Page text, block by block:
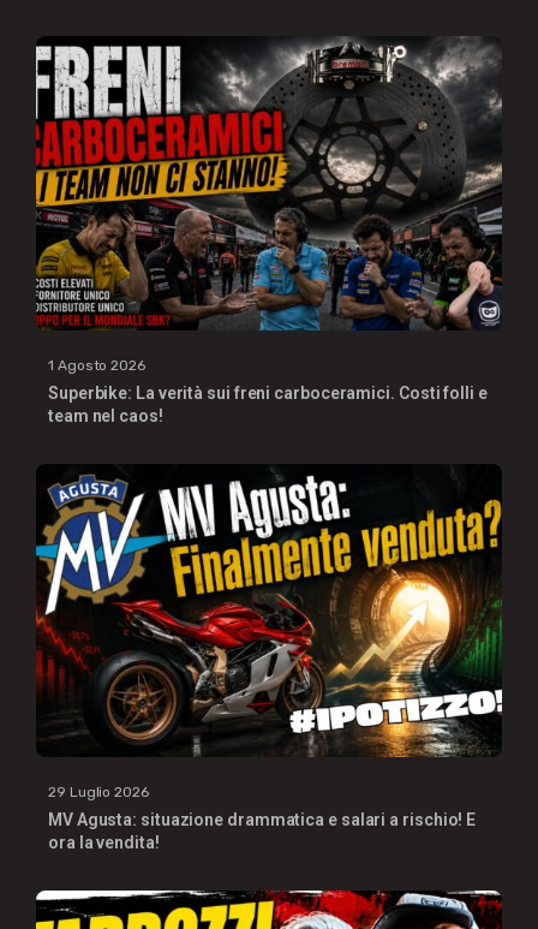
1 Agosto 2026
Superbike: La verità sui freni carboceramici. Costi folli e
team nel caos!
29 Luglio 2026
MV Agusta: situazione drammatica e salari a rischio! E
ora la vendita!